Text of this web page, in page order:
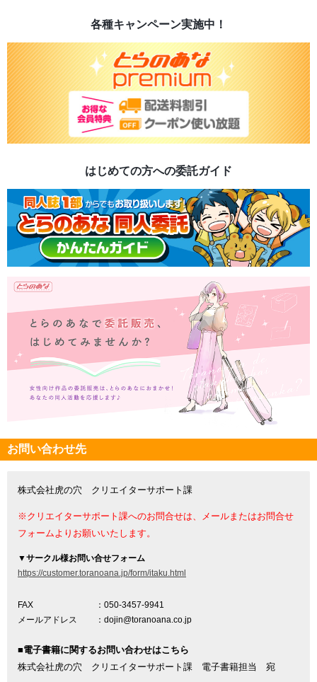
各種キャンペーン実施中！
はじめての方への委託ガイド
お問い合わせ先
株式会社虎の穴 クリエイターサポート課
※クリエイターサポート課へのお問合せは、メールまたはお問合せ
フォームよりお願いいたします。
▼サークル様お問い合せフォーム
https://customer.toranoana.jp/form/itaku.html
FAX
：050-3457-9941
メールアドレス
：dojin@toranoana.co.jp
■電子書籍に関するお問い合わせはこちら
株式会社虎の穴 クリエイターサポート課 電子書籍担当 宛